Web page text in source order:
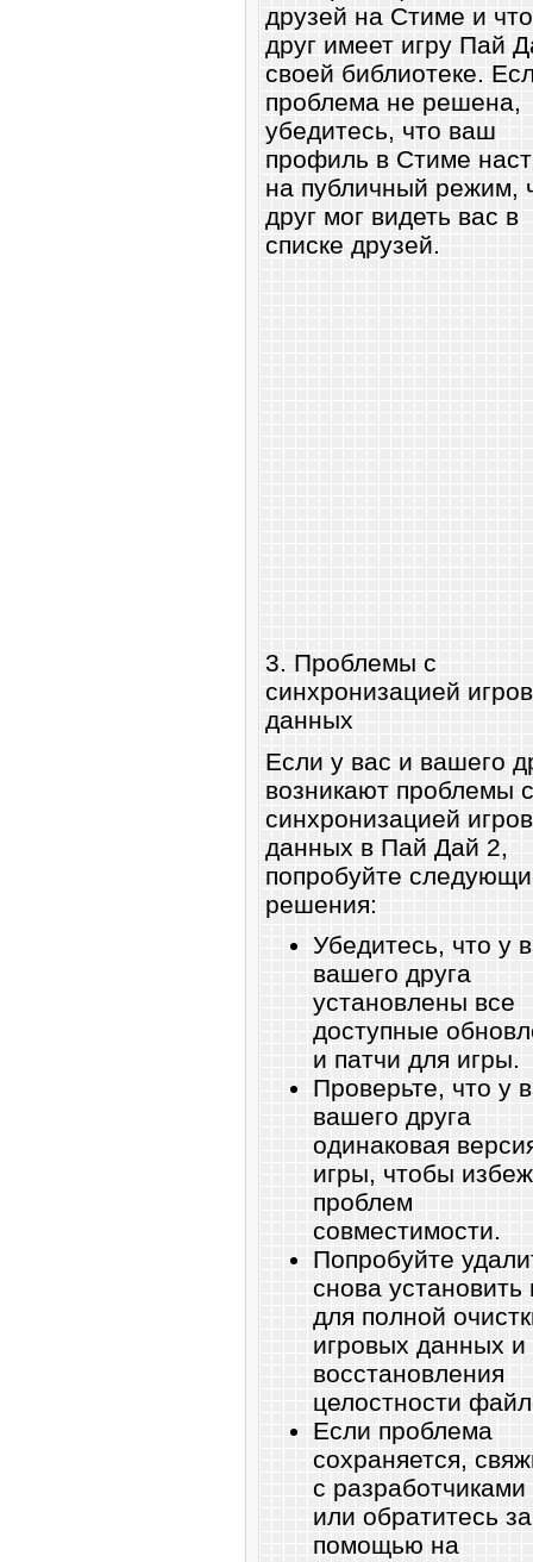
друзей на Стиме и
друг имеет игру Пай
своей библиотеке.
проблема не решена,
убедитесь, что ваш
профиль в Стиме
на публичный режим,
друг мог видеть вас в
списке друзей.
3. Проблемы с
синхронизацией
данных
Если у вас и вашего
возникают проблемы с
синхронизацией
данных в Пай Дай 2,
попробуйте
решения:
Убедитесь, что у
вашего друга
установлены все
доступные
и патчи для игры.
Проверьте, что у
вашего друга
одинаковая
игры, чтобы
проблем
совместимости.
Попробуйте
снова установить
для полной
игровых данных и
восстановления
целостности
Если проблема
сохраняется,
с разработчиками
или обратитесь за
помощью на